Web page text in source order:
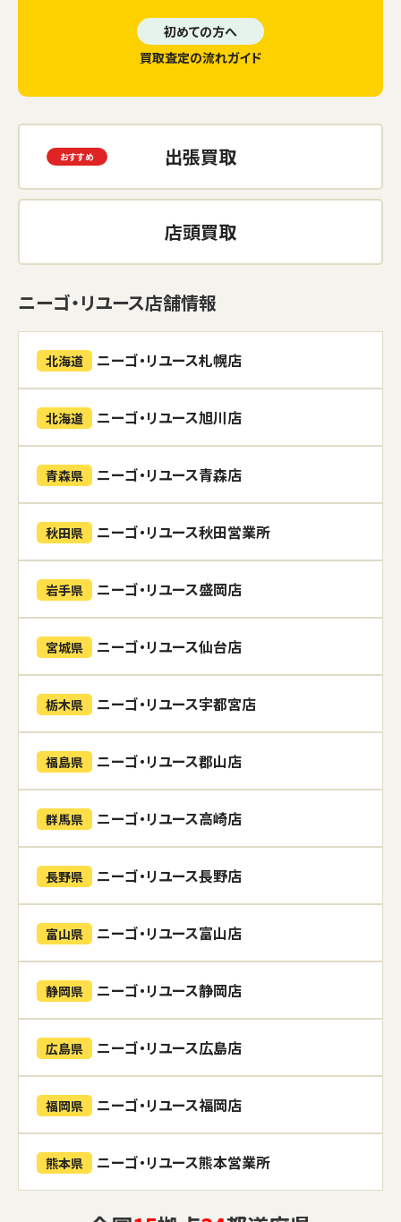
初めての方へ
買取査定の流れガイド
出張買取
店頭買取
ニーゴ・リユース店舗情報
北海道 ニーゴ・リユース札幌店
北海道 ニーゴ・リユース旭川店
青森県 ニーゴ・リユース青森店
秋田県 ニーゴ・リユース秋田営業所
岩手県 ニーゴ・リユース盛岡店
宮城県 ニーゴ・リユース仙台店
栃木県 ニーゴ・リユース宇都宮店
福島県 ニーゴ・リユース郡山店
群馬県 ニーゴ・リユース高崎店
長野県 ニーゴ・リユース長野店
富山県 ニーゴ・リユース富山店
静岡県 ニーゴ・リユース静岡店
広島県 ニーゴ・リユース広島店
福岡県 ニーゴ・リユース福岡店
熊本県 ニーゴ・リユース熊本営業所